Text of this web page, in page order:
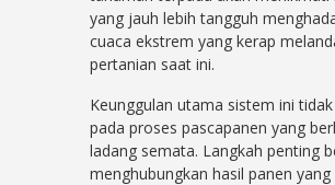
yang jauh lebih tangguh
cuaca ekstrem yang kerap
pertanian saat ini.
Keunggulan utama sistem ini
pada proses pascapanen yang
ladang semata. Langkah penting
menghubungkan hasil panen